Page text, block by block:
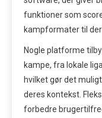
funktioner som
kampformater til
Nogle platforme
kampe, fra lokale
hvilket gør det
deres kontekst.
forbedre